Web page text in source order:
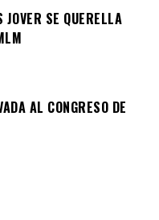
JOVER SE QUERELLA
AL CONGRESO DE